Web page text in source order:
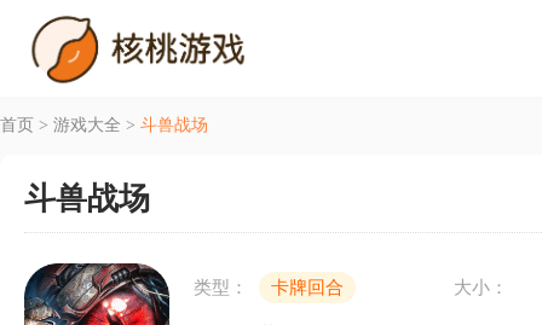
首页 > 游戏大全 > 斗兽战场
斗兽战场
类型： 卡牌回合 大小：